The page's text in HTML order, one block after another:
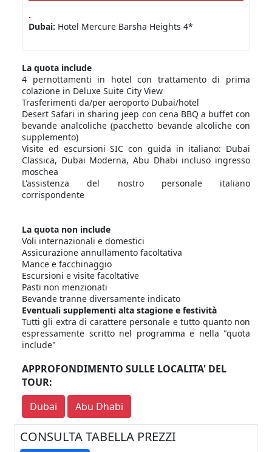
.
Dubai: Hotel Mercure Barsha Heights 4*
La quota include
4 pernottamenti in hotel con trattamento di prima
colazione in Deluxe Suite City View
Trasferimenti da/per aeroporto Dubai/hotel
Desert Safari in sharing jeep con cena BBQ a buffet con
bevande analcoliche (pacchetto bevande alcoliche con
supplemento)
Visite ed escursioni SIC con guida in italiano: Dubai
Classica, Dubai Moderna, Abu Dhabi incluso ingresso
moschea
L'assistenza del nostro personale italiano
corrispondente
La quota non include
Voli internazionali e domestici
Assicurazione annullamento facoltativa
Mance e facchinaggio
Escursioni e visite facoltative
Pasti non menzionati
Bevande tranne diversamente indicato
Eventuali supplementi alta stagione e festività
Tutti gli extra di carattere personale e tutto quanto non
espressamente scritto nel programma e nella "quota
include"
APPROFONDIMENTO SULLE LOCALITA' DEL
TOUR:
Dubai
Abu Dhabi
CONSULTA TABELLA PREZZI